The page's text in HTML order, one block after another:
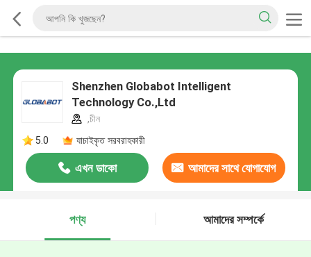
Shenzhen Globabot Intelligent
Technology Co.,Ltd
,চীন
5.0
যাচাইকৃত সরবরাহকারী
এখন ডাকো আমাদের সাথে যোগাযোগ
পণ্য
আমাদের সম্পর্কে